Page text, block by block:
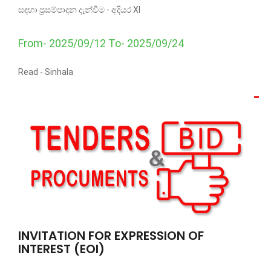
සඳහා ප්‍රසම්පාදන දැන්වීම - අදියර XI
From- 2025/09/12 To- 2025/09/24
Read - Sinhala
INVITATION FOR EXPRESSION OF
INTEREST (EOI)